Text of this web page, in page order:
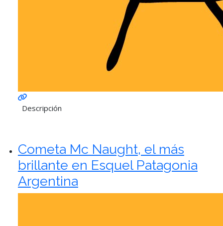
Descripción
Cometa Mc Naught, el más
brillante en Esquel Patagonia
Argentina